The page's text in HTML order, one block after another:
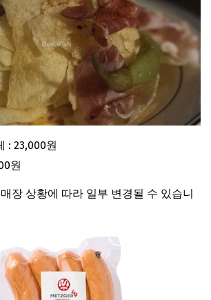
: 23,000원
원
장 상황에 따라 일부 변경될 수 있습니